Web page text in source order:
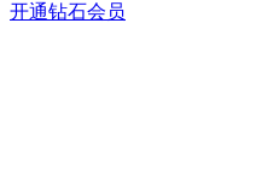
开通钻石会员